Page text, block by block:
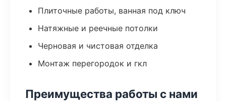
Плиточные работы, ванная под ключ
Натяжные и реечные потолки
Черновая и чистовая отделка
Монтаж перегородок и гкл
Преимущества работы с нами